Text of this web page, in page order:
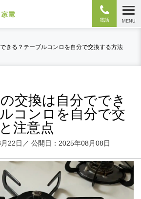
電話 MENU
きる？テーブルコンロを自分で交換する方法
交換は自分ででき
コンロを自分で交
注意点
22日／ 公開日：2025年08月08日